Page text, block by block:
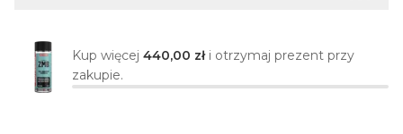
Kup więcej 440,00 złi otrzymaj prezent przy
zakupie.